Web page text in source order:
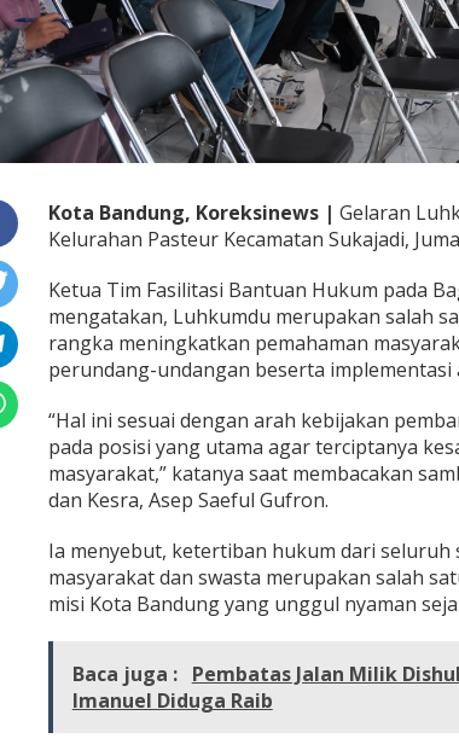
d
u
n
g
G
e
l
P
e
y
l
u
h
n
u
k
u
T
r
p
u
Kota Bandung, Koreksinews | Gelaran
Kelurahan Pasteur Kecamatan Sukajadi,
Ketua Tim Fasilitasi Bantuan Hukum pada
mengatakan, Luhkumdu merupakan salah
rangka meningkatkan pemahaman
perundang-undangan beserta
“Hal ini sesuai dengan arah kebijakan
pada posisi yang utama agar terciptanya
masyarakat,” katanya saat membacakan
dan Kesra, Asep Saeful Gufron.
Ia menyebut, ketertiban hukum dari
masyarakat dan swasta merupakan salah
misi Kota Bandung yang unggul nyaman
Baca juga : Pembatas Jalan Milik
Imanuel Diduga Raib